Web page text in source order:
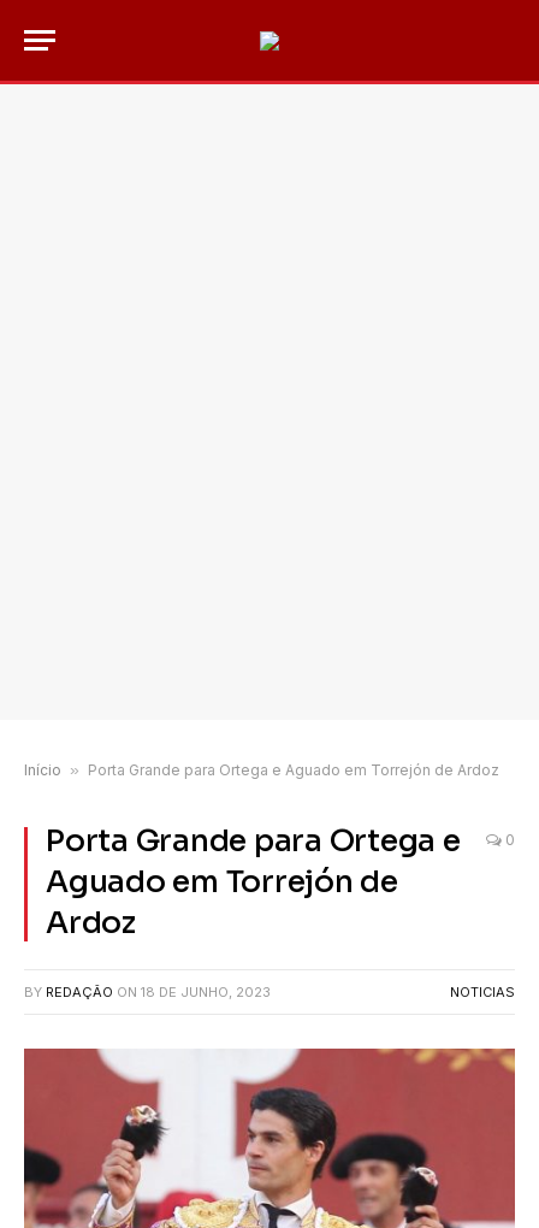
Início » Porta Grande para Ortega e Aguado em Torrejón de Ardoz
Porta Grande para Ortega e
Aguado em Torrejón de
Ardoz
0
BY REDAÇÃO ON 18 DE JUNHO, 2023 NOTICIAS